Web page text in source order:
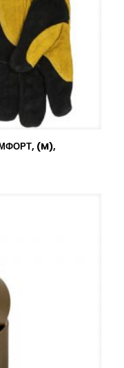
(M),